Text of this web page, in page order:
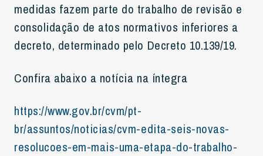
medidas fazem parte do trabalho de revisão e
consolidação de atos normativos inferiores a
decreto, determinado pelo Decreto 10.139/19.
Confira abaixo a notícia na íntegra
https://www.gov.br/cvm/pt-
br/assuntos/noticias/cvm-edita-seis-novas-
resolucoes-em-mais-uma-etapa-do-trabalho-